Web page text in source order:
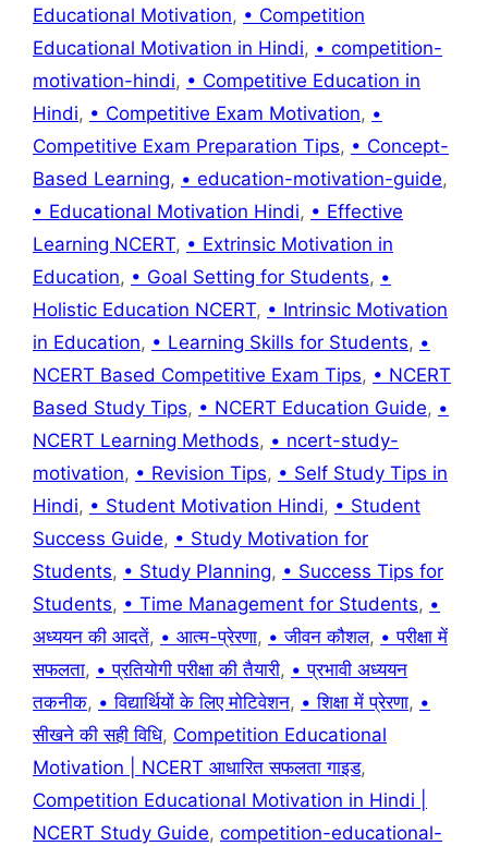
Educational Motivation, • Competition
Educational Motivation in Hindi, • competition-
motivation-hindi, • Competitive Education in
Hindi, • Competitive Exam Motivation, •
Competitive Exam Preparation Tips, • Concept-
Based Learning, • education-motivation-guide,
• Educational Motivation Hindi, • Effective
Learning NCERT, • Extrinsic Motivation in
Education, • Goal Setting for Students, •
Holistic Education NCERT, • Intrinsic Motivation
in Education, • Learning Skills for Students, •
NCERT Based Competitive Exam Tips, • NCERT
Based Study Tips, • NCERT Education Guide, •
NCERT Learning Methods, • ncert-study-
motivation, • Revision Tips, • Self Study Tips in
Hindi, • Student Motivation Hindi, • Student
Success Guide, • Study Motivation for
Students, • Study Planning, • Success Tips for
Students, • Time Management for Students, •
अध्ययन की आदतें, • आत्म-प्रेरणा, • जीवन कौशल, • परीक्षा में
सफलता, • प्रतियोगी परीक्षा की तैयारी, • प्रभावी अध्ययन
तकनीक, • विद्यार्थियों के लिए मोटिवेशन, • शिक्षा में प्रेरणा, •
सीखने की सही विधि, Competition Educational
Motivation | NCERT आधारित सफलता गाइड,
Competition Educational Motivation in Hindi |
NCERT Study Guide, competition-educational-